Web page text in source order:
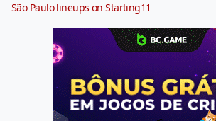
São Paulo lineups on Starting11